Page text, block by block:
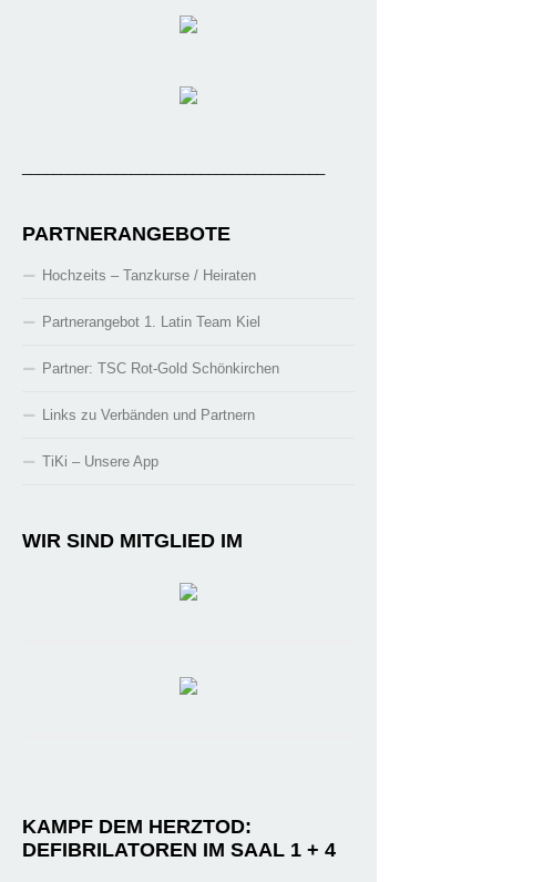
PARTNERANGEBOTE
Hochzeits – Tanzkurse / Heiraten
Partnerangebot 1. Latin Team Kiel
Partner: TSC Rot-Gold Schönkirchen
Links zu Verbänden und Partnern
TiKi – Unsere App
WIR SIND MITGLIED IM
KAMPF DEM HERZTOD:
DEFIBRILATOREN IM SAAL 1 + 4